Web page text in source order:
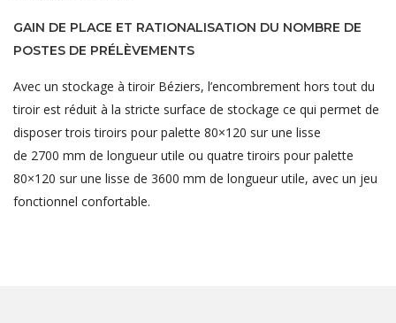
GAIN DE PLACE ET RATIONALISATION DU NOMBRE DE
POSTES DE PRÉLÈVEMENTS
Avec un stockage à tiroir Béziers, l’encombrement hors tout du
tiroir est réduit à la stricte surface de stockage ce qui permet de
disposer trois tiroirs pour palette 80×120 sur une lisse
de 2700 mm de longueur utile ou quatre tiroirs pour palette
80×120 sur une lisse de 3600 mm de longueur utile, avec un jeu
fonctionnel confortable.